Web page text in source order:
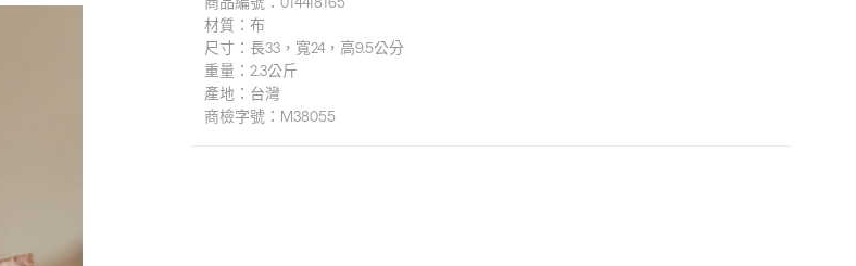
材質： 布
尺寸： 長33，寬24，高9.5公分
重量： 2.3公斤
產地： 台灣
商檢字號： M38055